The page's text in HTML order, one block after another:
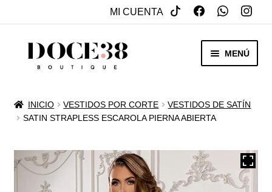
MI CUENTA
SALTAR
MENÚ
VENTA
REBAJAS
VESTIDOS DE NOVIA
INICIO VESTIDOS POR CORTE
VESTIDOS DE SATÍN
SATIN STRAPLESS ESCAROLA PIERNA ABIERTA